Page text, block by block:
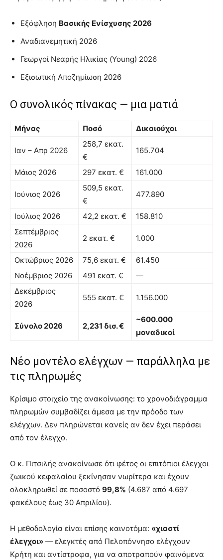
Εξόφληση Βασικής Ενίσχυσης 2026
Αναδιανεμητική 2026
Γεωργοί Νεαρής Ηλικίας (Young) 2026
Εξισωτική Αποζημίωση 2026
Ο συνολικός πίνακας — μια ματιά
Μήνας Ποσό Δικαιούχοι
Ιαν – Απρ 2026
258,7 εκατ.
€
165.704
Μάιος 2026 297 εκατ. € 161.000
Ιούνιος 2026
509,5 εκατ.
€
477.890
Ιούλιος 2026 42,2 εκατ. €
158.810
Σεπτέμβριος
2026
2 εκατ. € 1.000
Οκτώβριος 2026 75,6 εκατ. €
61.450
Νοέμβριος 2026
491 εκατ. €
—
Δεκέμβριος
2026
555 εκατ. € 1.156.000
Σύνολο 2026 2,231 δισ. €
~600.000
μοναδικοί
Νέο μοντέλο ελέγχων — παράλληλα με
τις πληρωμές
Κρίσιμο στοιχείο της ανακοίνωσης: το χρονοδιάγραμμα
πληρωμών συμβαδίζει άμεσα με την πρόοδο των
ελέγχων. Δεν πληρώνεται κανείς αν δεν έχει περάσει
από τον έλεγχο.
Ο κ. Πιτσιλής ανακοίνωσε ότι φέτος οι επιτόπιοι έλεγχοι
ζωικού κεφαλαίου ξεκίνησαν νωρίτερα και έχουν
ολοκληρωθεί σε ποσοστό 99,8% (4.687 από 4.697
φακέλους έως 30 Απριλίου).
Η μεθοδολογία είναι επίσης καινοτόμα: «χιαστί
έλεγχοι» — ελεγκτές από Πελοπόννησο ελέγχουν
Κρήτη και αντίστροφα, για να αποτραπούν φαινόμενα